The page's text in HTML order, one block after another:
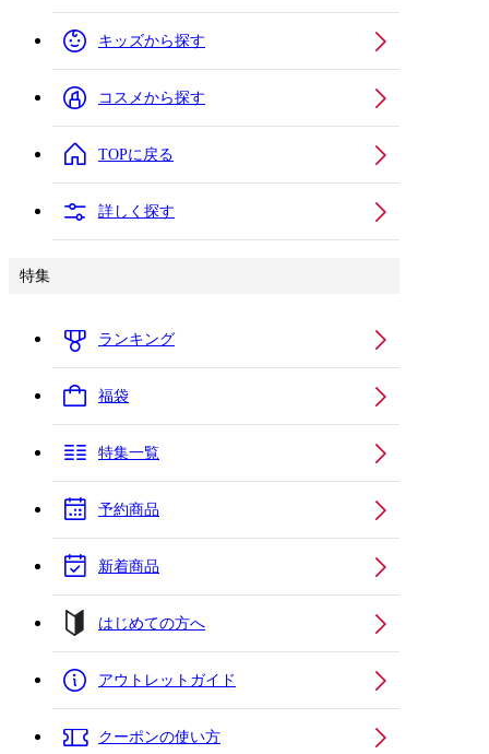
キッズから探す
コスメから探す
TOPに戻る
詳しく探す
特集
ランキング
福袋
特集一覧
予約商品
新着商品
はじめての方へ
アウトレットガイド
クーポンの使い方